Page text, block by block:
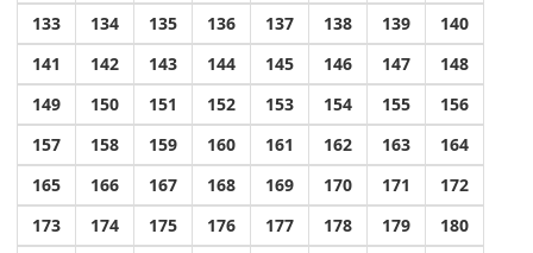
133
134 135 136 137 138 139
140
141
142 143 144 145 146 147
148
149
150 151 152 153 154 155
156
157
158 159 160 161 162 163
164
165
166 167 168 169 170 171
172
173
174 175 176 177 178 179
180